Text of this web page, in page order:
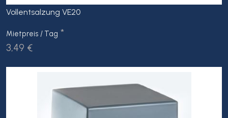
Vollentsalzung VE20
Mietpreis / Tag *
3,49 €